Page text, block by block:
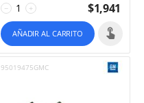
+
− $1,941
AÑADIR AL CARRITO
95019475GMC